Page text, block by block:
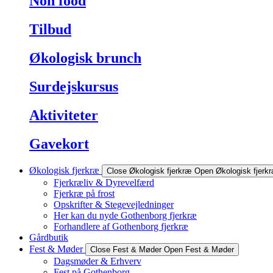
Tilbud
Økologisk brunch
Surdejskursus
Aktiviteter
Gavekort
Økologisk fjerkræ Close Økologisk fjerkræ Open Økologisk
Fjerkræliv & Dyrevelfærd
Fjerkræ på frost
Opskrifter & Stegevejledninger
Her kan du nyde Gothenborg fjerkræ
Forhandlere af Gothenborg fjerkræ
Gårdbutik
Fest & Møder
Close Fest & Møder Open Fest & Møder
Dagsmøder & Erhverv